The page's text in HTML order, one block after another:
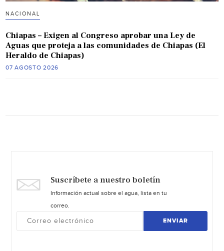
NACIONAL
Chiapas – Exigen al Congreso aprobar una Ley de
Aguas que proteja a las comunidades de Chiapas (El
Heraldo de Chiapas)
07 AGOSTO 2026
Suscríbete a nuestro boletín
Información actual sobre el agua, lista en tu
correo.
ENVIAR